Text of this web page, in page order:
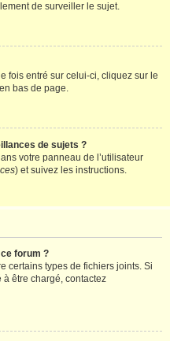
de surveiller le sujet.
fois entré sur celui-ci, cliquez sur le
bas de page.
de sujets ?
votre panneau de l’utilisateur
) et suivez les instructions.
forum ?
certains types de fichiers joints. Si
à être chargé, contactez